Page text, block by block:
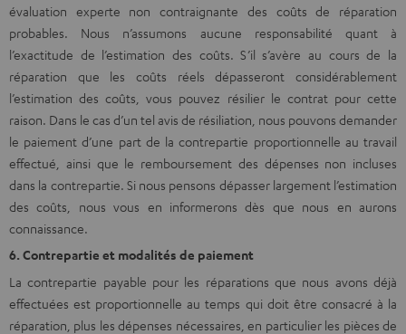
évaluation experte non contraignante des coûts de réparation
probables. Nous n’assumons aucune responsabilité quant à
l’exactitude de l’estimation des coûts. S’il s’avère au cours de la
réparation que les coûts réels dépasseront considérablement
l’estimation des coûts, vous pouvez résilier le contrat pour cette
raison. Dans le cas d’un tel avis de résiliation, nous pouvons demander
le paiement d’une part de la contrepartie proportionnelle au travail
effectué, ainsi que le remboursement des dépenses non incluses
dans la contrepartie. Si nous pensons dépasser largement l’estimation
des coûts, nous vous en informerons dès que nous en aurons
connaissance.
6. Contrepartie et modalités de paiement
La contrepartie payable pour les réparations que nous avons déjà
effectuées est proportionnelle au temps qui doit être consacré à la
réparation, plus les dépenses nécessaires, en particulier les pièces de